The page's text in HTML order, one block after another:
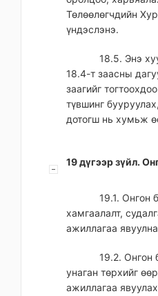
Төлөөлөгчдийн
үндэслэнэ.
18.5. Энэ
18.4-т заасны
заагийг
түвшинг
дотогш нь хумьж
19 дүгээр зүйл.
19.1. Онгон
хамгаалалт,
ажиллагаа
19.2. Онгон
унаган төрхийг
ажиллагаа